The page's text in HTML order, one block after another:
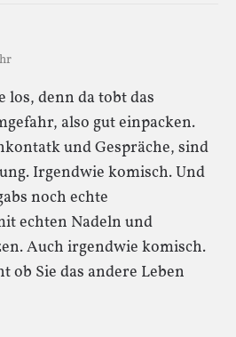
los, denn da tobt das
also gut einpacken.
und Gespräche, sind
Irgendwie komisch. Und
noch echte
echten Nadeln und
Auch irgendwie komisch.
ob Sie das andere Leben